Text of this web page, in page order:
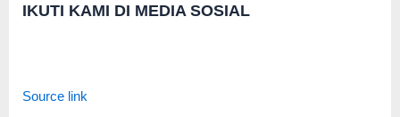
IKUTI KAMI DI MEDIA SOSIAL
Source link